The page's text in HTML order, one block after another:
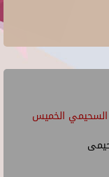
السحيمي الخميس